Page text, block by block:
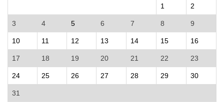
1 2
3 4 5 6 7 8 9
10 11 12 13 14 15 16
17 18 19 20 21 22 23
24 25 26 27 28 29 30
31